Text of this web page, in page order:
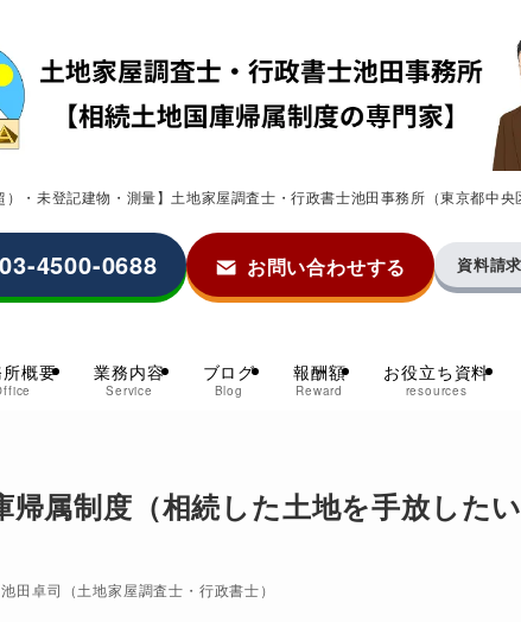
）・未登記建物・測量】土地家屋調査士・行政書士池田事務所（東京都中
概要 業務内容
Service
ブログ
Blog
報酬額
Reward
お役立ち資料
resources
03-4500-0688 お問い合わせする 資料請
帰属制度（相続した土地を手放した
池田卓司（土地家屋調査士・行政書士）